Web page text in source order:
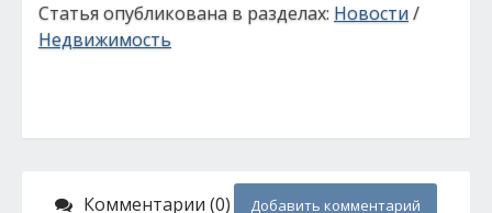
Статья опубликована в разделах: Новости/
Недвижимость
Комментарии (0) Добавить комментарий